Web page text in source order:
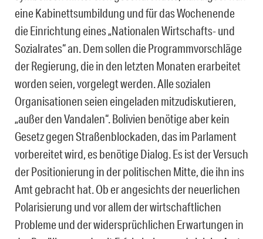
eine Kabinettsumbildung und für das Wochenende
die Einrichtung eines „Nationalen Wirtschafts- und
Sozialrates“ an. Dem sollen die Programmvorschläge
der Regierung, die in den letzten Monaten erarbeitet
worden seien, vorgelegt werden. Alle sozialen
Organisationen seien eingeladen mitzudiskutieren,
„außer den Vandalen“. Bolivien benötige aber kein
Gesetz gegen Straßenblockaden, das im Parlament
vorbereitet wird, es benötige Dialog. Es ist der Versuch
der Positionierung in der politischen Mitte, die ihn ins
Amt gebracht hat. Ob er angesichts der neuerlichen
Polarisierung und vor allem der wirtschaftlichen
Probleme und der widersprüchlichen Erwartungen in